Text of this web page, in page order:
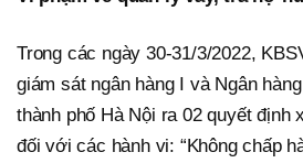
Trong các ngày 30-31/3/2022,
giám sát ngân hàng I và Ngân
thành phố Hà Nội ra 02 quyết định
đối với các hành vi: “Không chấp